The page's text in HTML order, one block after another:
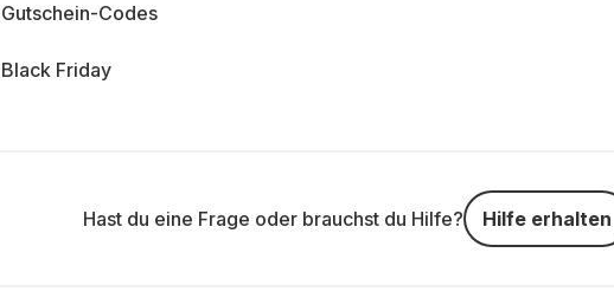
Gutschein-Codes
Black Friday
Hast du eine Frage oder brauchst du Hilfe? Hilfe erhalten